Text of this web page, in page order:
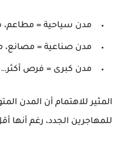
مدن سياحية = مطاعم،
مدن صناعية = مصانع،
مدن كبرى = فرص
المثير للاهتمام أن المدن
للمهاجرين الجدد، رغم أنها